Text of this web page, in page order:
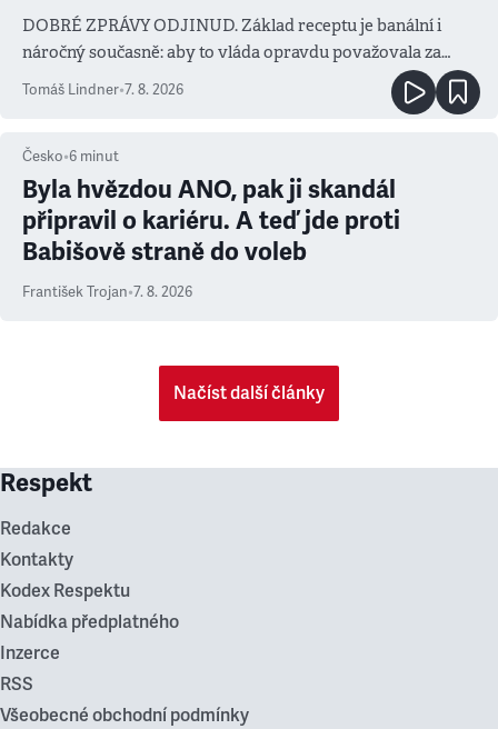
DOBRÉ ZPRÁVY ODJINUD. Základ receptu je banální i
náročný současně: aby to vláda opravdu považovala za
prioritu
Tomáš Lindner•7. 8. 2026
Česko•6 minut
Byla hvězdou ANO, pak ji skandál
připravil o kariéru. A teď jde proti
Babišově straně do voleb
František Trojan•7. 8. 2026
Načíst další články
Respekt
Redakce
Kontakty
Kodex Respektu
Nabídka předplatného
Inzerce
RSS
Všeobecné obchodní podmínky